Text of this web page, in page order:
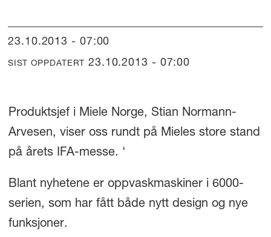
23.10.2013 - 07:00
SIST OPPDATERT 23.10.2013 - 07:00
Produktsjef i Miele Norge, Stian Normann-
Arvesen, viser oss rundt på Mieles store stand
på årets IFA-messe. ‘
Blant nyhetene er oppvaskmaskiner i 6000-
serien, som har fått både nytt design og nye
funksjoner.